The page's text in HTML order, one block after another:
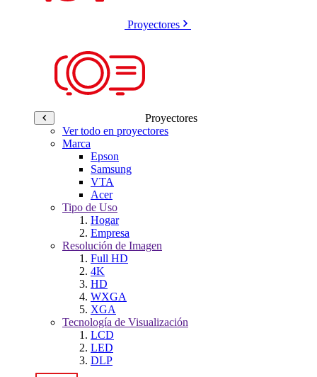
Proyectores
Proyectores
Ver todo en proyectores
Marca
Epson
Samsung
VTA
Acer
Tipo de Uso
Hogar
Empresa
Resolución de Imagen
Full HD
4K
HD
WXGA
XGA
Tecnología de Visualización
LCD
LED
DLP